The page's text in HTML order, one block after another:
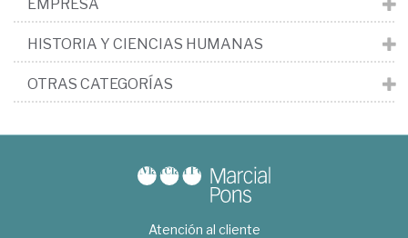
EMPRESA
HISTORIA Y CIENCIAS HUMANAS
OTRAS CATEGORÍAS
Atención al cliente